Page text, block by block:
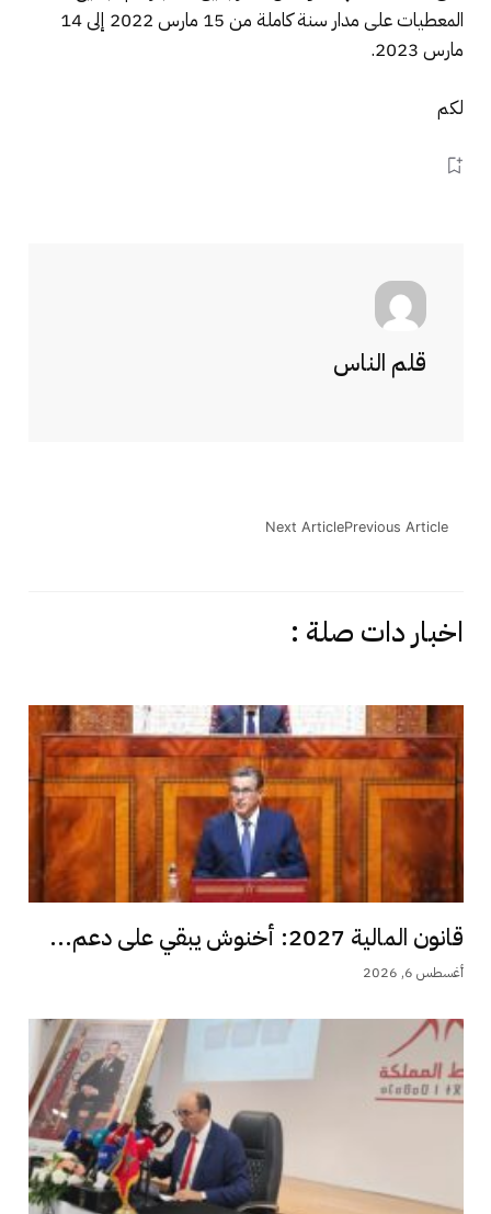
المعطيات على مدار سنة كاملة من 15 مارس 2022 إلى 14
مارس 2023.
لكم
قلم الناس
Previous Article
Next Article
اخبار دات صلة :
قانون المالية 2027: أخنوش يبقي على دعم...
أغسطس 6, 2026